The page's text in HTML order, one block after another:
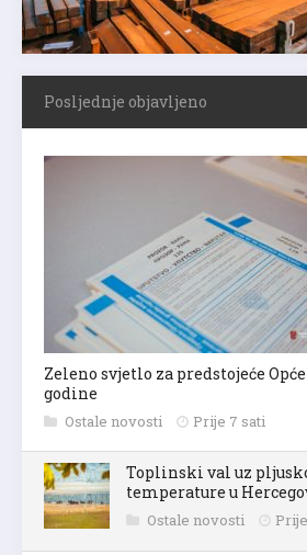
Posljednje objavljeno
Zeleno svjetlo za predstojeće
godine
Ostale novosti Prije 7 sati
Toplinski val uz
temperature u
Ostale novosti